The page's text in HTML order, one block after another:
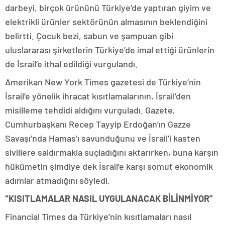
darbeyi, birçok ürününü Türkiye’de yaptıran giyim ve
elektrikli ürünler sektörünün almasının beklendiğini
belirtti. Çocuk bezi, sabun ve şampuan gibi
uluslararası şirketlerin Türkiye’de imal ettiği ürünlerin
de İsrail’e ithal edildiği vurgulandı.
Amerikan New York Times gazetesi de Türkiye’nin
İsrail’e yönelik ihracat kısıtlamalarının, İsrail’den
misilleme tehdidi aldığını vurguladı. Gazete,
Cumhurbaşkanı Recep Tayyip Erdoğan’ın Gazze
Savaşı’nda Hamas’ı savunduğunu ve İsrail’i kasten
sivillere saldırmakla suçladığını aktarırken, buna karşın
hükümetin şimdiye dek İsrail’e karşı somut ekonomik
adımlar atmadığını söyledi.
“KISITLAMALAR NASIL UYGULANACAK BİLİNMİYOR”
Financial Times da Türkiye’nin kısıtlamaları nasıl